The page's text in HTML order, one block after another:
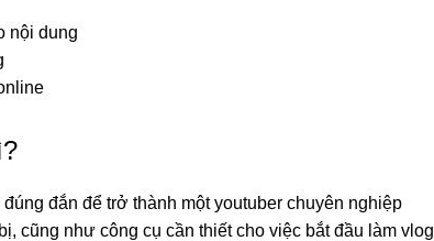
nội dung
đắn để trở thành một youtuber chuyên nghiệp
cũng như công cụ cần thiết cho việc bắt đầu làm vlog